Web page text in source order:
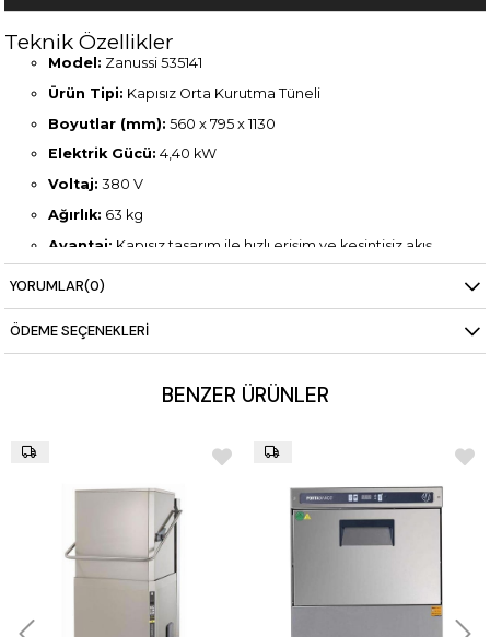
Teknik Özellikler
Model: Zanussi 535141
Ürün Tipi: Kapısız Orta Kurutma Tüneli
Boyutlar (mm): 560 x 795 x 1130
Elektrik Gücü: 4,40 kW
Voltaj: 380 V
Ağırlık: 63 kg
Avantaj: Kapısız tasarım ile hızlı erişim ve kesintisiz akış
Malzeme:
Kullanım Alanı:Restoranlar, oteller, catering mutfakları,
endüstriyel tesisler
YORUMLAR(0)
ÖDEME SEÇENEKLERI
BENZER ÜRÜNLER